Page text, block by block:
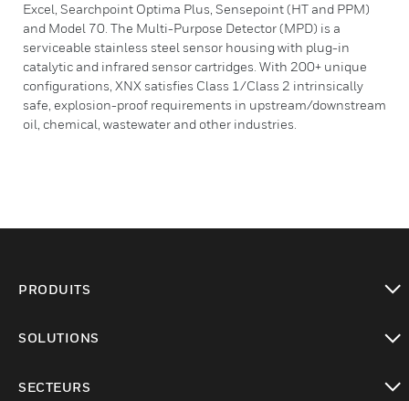
Excel, Searchpoint Optima Plus, Sensepoint (HT and PPM)
and Model 70. The Multi-Purpose Detector (MPD) is a
serviceable stainless steel sensor housing with plug-in
catalytic and infrared sensor cartridges. With 200+ unique
configurations, XNX satisfies Class 1/Class 2 intrinsically
safe, explosion-proof requirements in upstream/downstream
oil, chemical, wastewater and other industries.
PRODUITS
SOLUTIONS
SECTEURS